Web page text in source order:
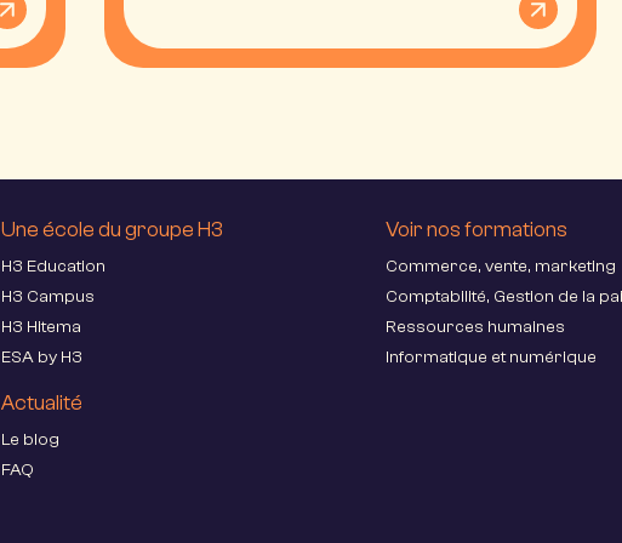
Une école du groupe H3
H3 Education
H3 Campus
H3 Hitema
ESA by H3
Actualité
Le blog
FAQ
Voir nos formations
Commerce, vente, marketing
Comptabilité, Gestion de la
Ressources humaines
Informatique et numérique